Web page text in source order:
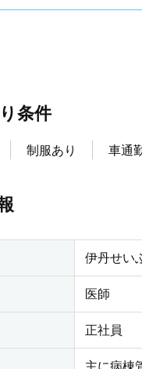
条件
制服あり 車通
伊丹せい
医師
正社員